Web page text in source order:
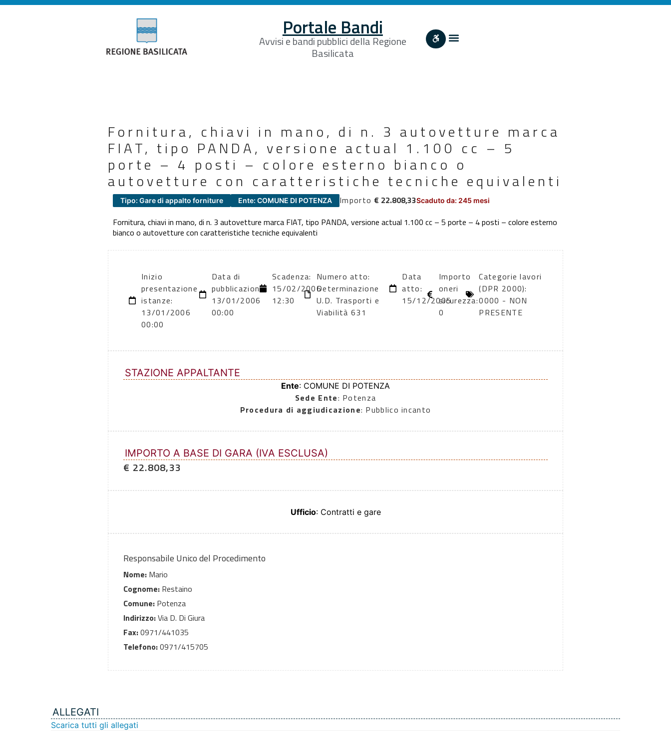
Portale Bandi
Avvisi e bandi pubblici della Regione
Basilicata
Fornitura, chiavi in mano, di n. 3 autovetture marca
FIAT, tipo PANDA, versione actual 1.100 cc – 5
porte – 4 posti – colore esterno bianco o
autovetture con caratteristiche tecniche equivalenti
Tipo: Gare di appalto forniture Ente: COMUNE DI POTENZA Importo € 22.808,33Scaduto da: 245 mesi
Fornitura, chiavi in mano, di n. 3 autovetture marca FIAT, tipo PANDA, versione actual 1.100 cc – 5 porte – 4 posti – colore esterno
bianco o autovetture con caratteristiche tecniche equivalenti
Inizio
presentazione
istanze:
13/01/2006
00:00
Data di
pubblicazione:
13/01/2006
00:00
Scadenza:
15/02/2006
12:30
Numero atto:
Determinazione
U.D. Trasporti e
Viabilità 631
Data
atto:
15/12/2005
Importo
oneri
sicurezza:
0
Categorie lavori
(DPR 2000):
0000 - NON
PRESENTE
STAZIONE APPALTANTE
Ente: COMUNE DI POTENZA
Sede Ente: Potenza
Procedura di aggiudicazione: Pubblico incanto
IMPORTO A BASE DI GARA (IVA ESCLUSA)
€ 22.808,33
Ufficio: Contratti e gare
Responsabile Unico del Procedimento
Nome: Mario
Cognome: Restaino
Comune: Potenza
Indirizzo:Via D. Di Giura
Fax:0971/441035
Telefono:0971/415705
ALLEGATI
Scarica tutti gli allegati